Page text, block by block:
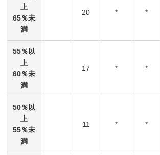
上
65％未
満
20 * *
55％以
上
60％未
満
17 * *
50％以
上
55％未
満
11 * *